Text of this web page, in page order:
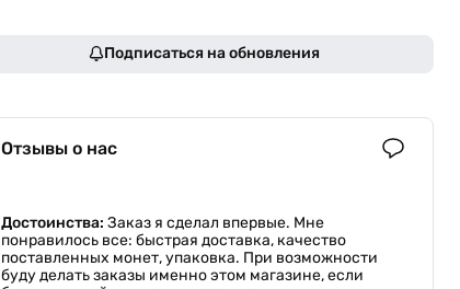
Подписаться на обновления
Отзывы о нас
Достоинства: Заказ я сделал впервые. Мне
понравилось все: быстрая доставка, качество
поставленных монет, упаковка. При возможности
буду делать заказы именно этом магазине, если